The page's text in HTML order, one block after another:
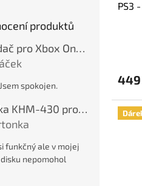
produktů
Drátový ovladač pro Xbox One / Xbox Series X/S / PC - Modrý, var. A, nový
je 5 z 5 hvězdiček.
spokojen.
Laserová čočka KHM-430 pro PS2, nová
je 5 z 5 hvězdiček.
funkčný ale v mojej
nepomohol
PS3
449